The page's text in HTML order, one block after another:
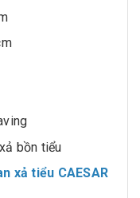
bồn tiểu
xả tiểu CAESAR